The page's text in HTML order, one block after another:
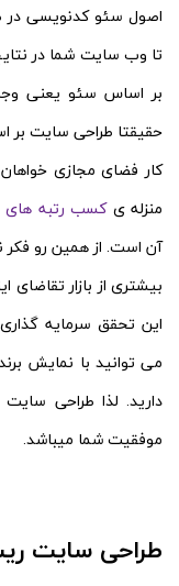
اصول سئو کدنویسی
تا وب سایت شما در
بر اساس سئو یعنی
حقیقتا طراحی سایت
کار فضای مجازی
منزله یکسب رتبه های
آن است. از همین رو
بیشتری از بازار تقاضای
این تحقق سرمایه
می توانید با نمایش
دارید. لذا طراحی
موفقیت شما میباشد.
طراحی سایت